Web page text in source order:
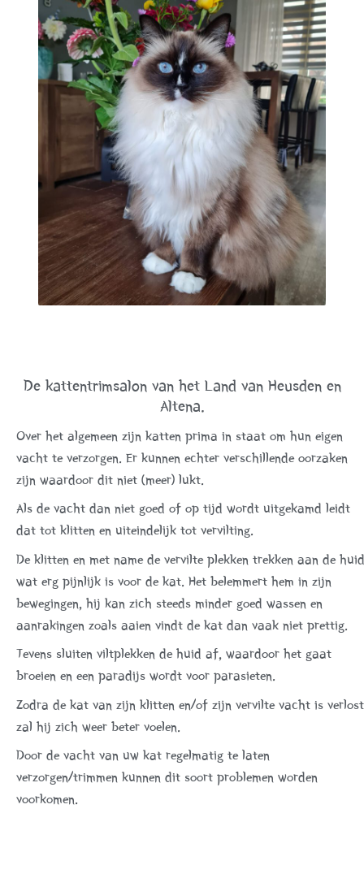
De kattentrimsalon van het Land van Heusden en
Altena.
Over het algemeen zijn katten prima in staat om hun eigen
vacht te verzorgen. Er kunnen echter verschillende oorzaken
zijn waardoor dit niet (meer) lukt.
Als de vacht dan niet goed of op tijd wordt uitgekamd leidt
dat tot klitten en uiteindelijk tot vervilting.
De klitten en met name de vervilte plekken trekken aan de huid
wat erg pijnlijk is voor de kat. Het belemmert hem in zijn
bewegingen, hij kan zich steeds minder goed wassen en
aanrakingen zoals aaien vindt de kat dan vaak niet prettig.
Tevens sluiten viltplekken de huid af, waardoor het gaat
broeien en een paradijs wordt voor parasieten.
Zodra de kat van zijn klitten en/of zijn vervilte vacht is
zal hij zich weer beter voelen.
Door de vacht van uw kat regelmatig te laten
verzorgen/trimmen kunnen dit soort problemen worden
voorkomen.